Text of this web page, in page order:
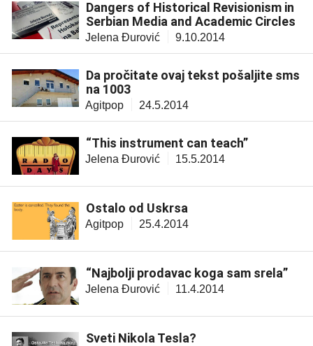
Dangers of Historical Revisionism in
Serbian Media and Academic Circles
Jelena Đurović 9.10.2014
Da pročitate ovaj tekst pošaljite sms
na 1003
Agitpop 24.5.2014
“This instrument can teach”
Jelena Đurović 15.5.2014
Ostalo od Uskrsa
Agitpop 25.4.2014
“Najbolji prodavac koga sam srela”
Jelena Đurović 11.4.2014
Sveti Nikola Tesla?